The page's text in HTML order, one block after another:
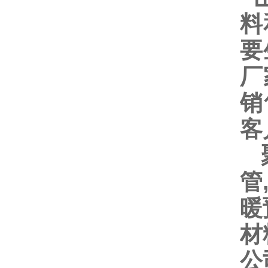
客
管
材
公